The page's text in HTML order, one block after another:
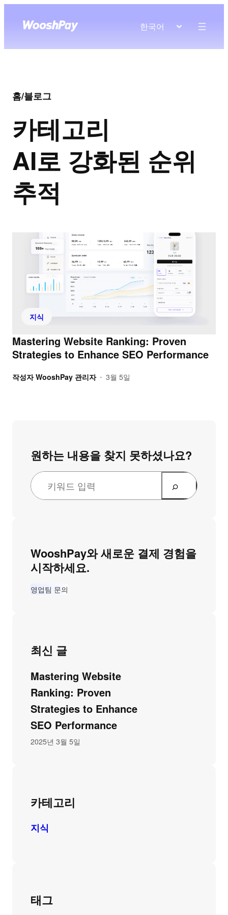
한국어
홈/블로그
카테고리
AI로 강화된 순위
추적
지식
Mastering Website Ranking: Proven
Strategies to Enhance SEO Performance
작성자 WooshPay 관리자 • 3월 5일
원하는 내용을 찾지 못하셨나요?
WooshPay와 새로운 결제 경험을
시작하세요.
영업팀 문의
최신 글
Mastering Website
Ranking: Proven
Strategies to Enhance
SEO Performance
2025년 3월 5일
카테고리
지식
태그